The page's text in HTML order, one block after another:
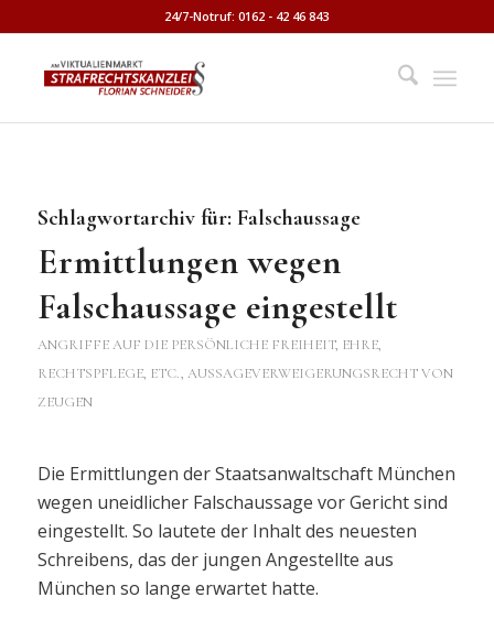
24/7-Notruf: 0162 - 42 46 843
Schlagwortarchiv für: Falschaussage
Ermittlungen wegen
Falschaussage eingestellt
ANGRIFFE AUF DIE PERSÖNLICHE FREIHEIT, EHRE,
RECHTSPFLEGE, ETC., AUSSAGEVERWEIGERUNGSRECHT VON
ZEUGEN
Die Ermittlungen der Staatsanwaltschaft München
wegen uneidlicher Falschaussage vor Gericht sind
eingestellt. So lautete der Inhalt des neuesten
Schreibens, das der jungen Angestellte aus
München so lange erwartet hatte.